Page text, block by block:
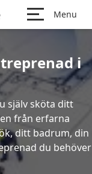
Menu
i
själv sköta ditt
från erfarna
ditt badrum, din
du behöver